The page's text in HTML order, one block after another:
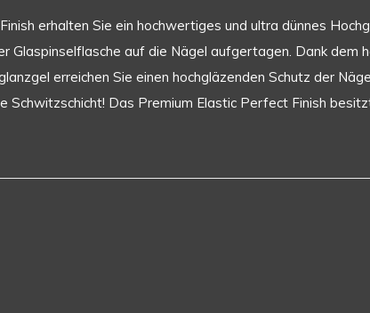
erhalten Sie ein hochwertiges und ultra dünnes
Glaspinselflasche auf die Nägel aufgertagen. Dank dem
erreichen Sie einen hochgläzenden Schutz der
Das Premium Elastic Perfect Finish